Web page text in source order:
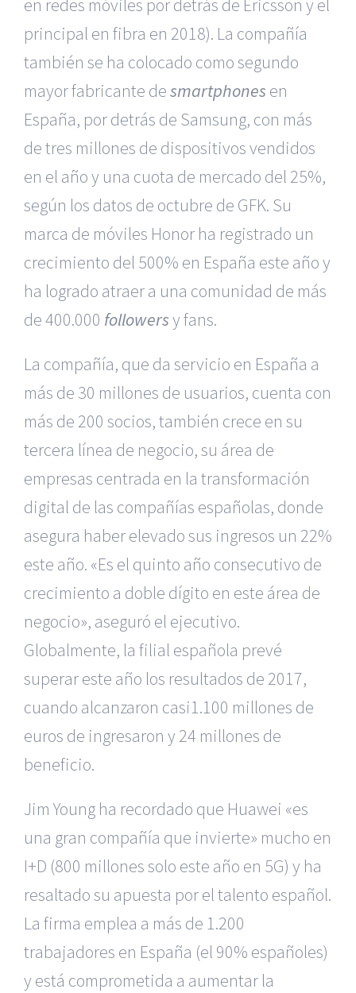
en redes móviles por detrás de Ericsson y el
principal en fibra en 2018). La compañía
también se ha colocado como segundo
mayor fabricante desmartphones en
España, por detrás de Samsung, con más
de tres millones de dispositivos vendidos
en el año y una cuota de mercado del 25%,
según los datos de octubre de GFK. Su
marca de móviles Honor ha registrado un
crecimiento del 500% en España este año y
ha logrado atraer a una comunidad de más
de 400.000 followersy fans.
La compañía, que da servicio en España a
más de 30 millones de usuarios, cuenta con
más de 200 socios, también crece en su
tercera línea de negocio, su área de
empresas centrada en la transformación
digital de las compañías españolas, donde
asegura haber elevado sus ingresos un 22%
este año. «Es el quinto año consecutivo de
crecimiento a doble dígito en este área de
negocio», aseguró el ejecutivo.
Globalmente, la filial española prevé
superar este año los resultados de 2017,
cuando alcanzaron casi1.100 millones de
euros de ingresaron y 24 millones de
beneficio.
Jim Young ha recordado que Huawei «es
una gran compañía que invierte» mucho en
I+D (800 millones solo este año en 5G) y ha
resaltado su apuesta por el talento español.
La firma emplea a más de 1.200
trabajadores en España (el 90% españoles)
y está comprometida a aumentar la